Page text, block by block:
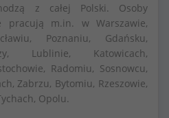
z całej Polski. Osoby
pracują m.in. w Warszawie,
Poznaniu, Gdańsku,
Lublinie, Katowicach,
Radomiu, Sosnowcu,
Zabrzu, Bytomiu, Rzeszowie,
Opolu.